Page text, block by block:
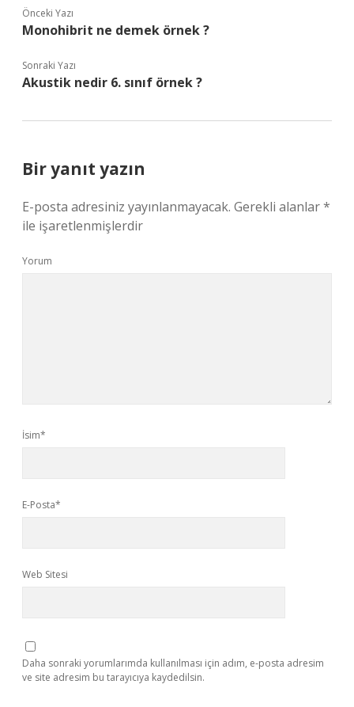
Önceki Yazı
Monohibrit ne demek örnek ?
Sonraki Yazı
Akustik nedir 6. sınıf örnek ?
Bir yanıt yazın
E-posta adresiniz yayınlanmayacak. Gerekli alanlar*
ile işaretlenmişlerdir
Yorum
İsim*
E-Posta*
Web Sitesi
Daha sonraki yorumlarımda kullanılması için adım, e-posta adresim
ve site adresim bu tarayıcıya kaydedilsin.